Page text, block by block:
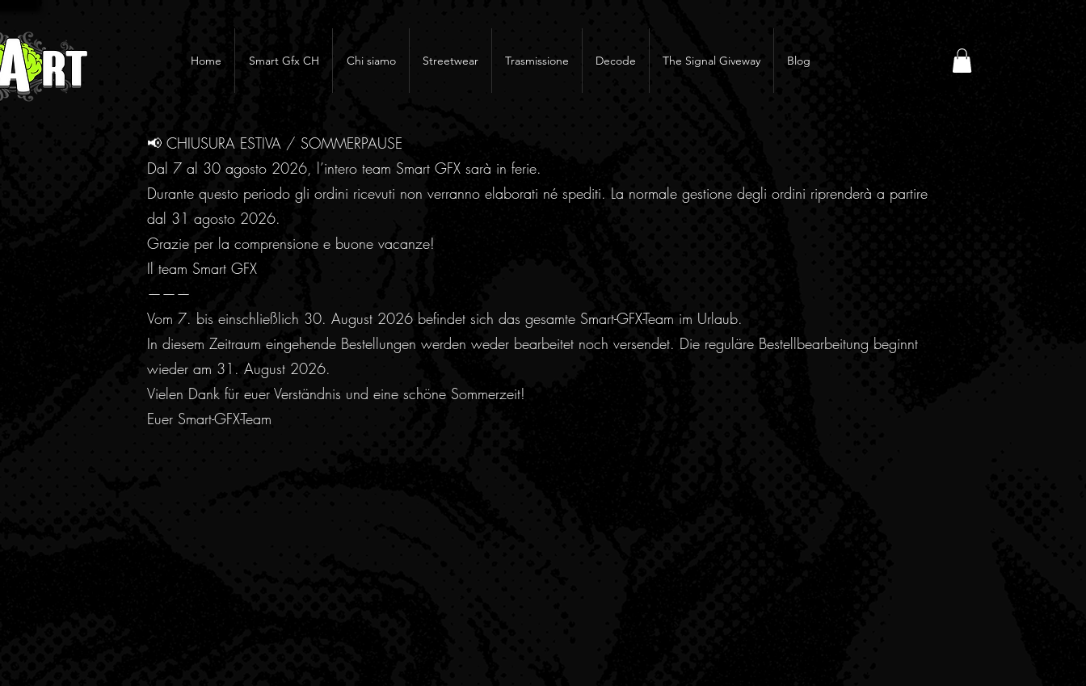
Home Smart Gfx CH Chi siamo Streetwear Trasmissione Decode The Signal Giveway Blog
📢 CHIUSURA ESTIVA / SOMMERPAUSE
Dal 7 al 30 agosto 2026, l’intero team Smart GFX sarà in ferie.
Durante questo periodo gli ordini ricevuti non verranno elaborati né spediti. La normale gestione degli ordini riprenderà a partire
dal 31 agosto 2026.
Grazie per la comprensione e buone vacanze!
Il team Smart GFX
———
Vom 7. bis einschließlich 30. August 2026 befindet sich das gesamte Smart-GFX-Team im Urlaub.
In diesem Zeitraum eingehende Bestellungen werden weder bearbeitet noch versendet. Die reguläre Bestellbearbeitung beginnt
wieder am 31. August 2026.
Vielen Dank für euer Verständnis und eine schöne Sommerzeit!
Euer Smart-GFX-Team